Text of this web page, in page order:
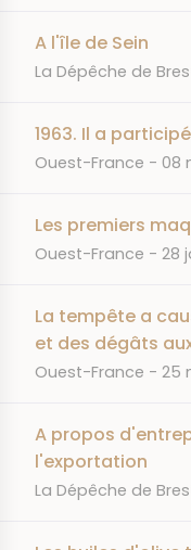
A l'île de Sein
JOURNAL
La Dépêche de
1963. Il a
JOURNAL
Ouest-France 08
Les premiers
JOURNAL
Ouest-France 28
La tempête a
et des dégâts
JOURNAL
Ouest-France 25
A propos
l'exportation
JOURNAL
La Dépêche de